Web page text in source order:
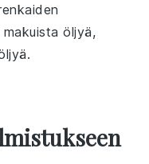
öljyä,